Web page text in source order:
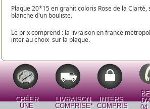
Plaque 20*15 en granit coloris Rose de la
blanche d'un bouliste.
Le prix comprend : la livraison en france
inter au choix sur la plaque.
CRÉER
UNE
LIVRAISON
COMPRISE*
INTERS
COMPRIS
04